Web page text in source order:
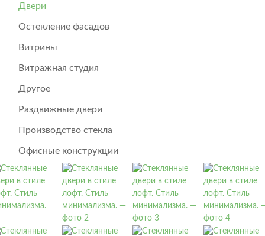
Двери
Остекление фасадов
Витрины
Витражная студия
Другое
Раздвижные двери
Производство стекла
Офисные конструкции